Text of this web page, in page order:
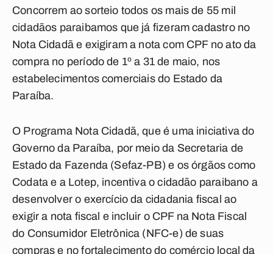
Concorrem ao sorteio todos os mais de 55 mil
cidadãos paraibamos que já fizeram cadastro no
Nota Cidadã e exigiram a nota com CPF no ato da
compra no período de 1º a 31 de maio, nos
estabelecimentos comerciais do Estado da
Paraíba.
O Programa Nota Cidadã, que é uma iniciativa do
Governo da Paraíba, por meio da Secretaria de
Estado da Fazenda (Sefaz-PB) e os órgãos como
Codata e a Lotep, incentiva o cidadão paraibano a
desenvolver o exercício da cidadania fiscal ao
exigir a nota fiscal e incluir o CPF na Nota Fiscal
do Consumidor Eletrônica (NFC-e) de suas
compras e no fortalecimento do comércio local da